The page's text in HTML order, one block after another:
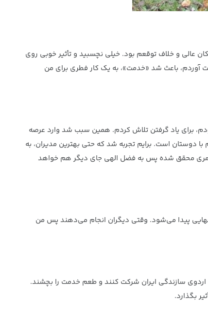
عالی و خلاف توقعم بود. خیلی نچسبید و تأثیر خوبی روی
آوردم، باعث شد «خدمت»، به یک کار فطری برای من
برای یاد گرفتن تلاش کردم. همین سبب شد وارد عرصه
است. برایم تجربه شد که حتی بهترین مدیران، به
امری محقق شده پس به فضل الهی جای دیگر هم خواهد
پیدا می‌شود. وقتی دیگران انجام می‌دهند پس من
سازندگی ایران شرکت کنند و طعم خدمت را بچشند.
بگذارد.